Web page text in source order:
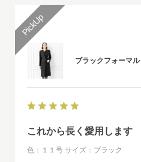
ブラックフォーマル
これから長く愛用します
色：１１号 サイズ：ブラック